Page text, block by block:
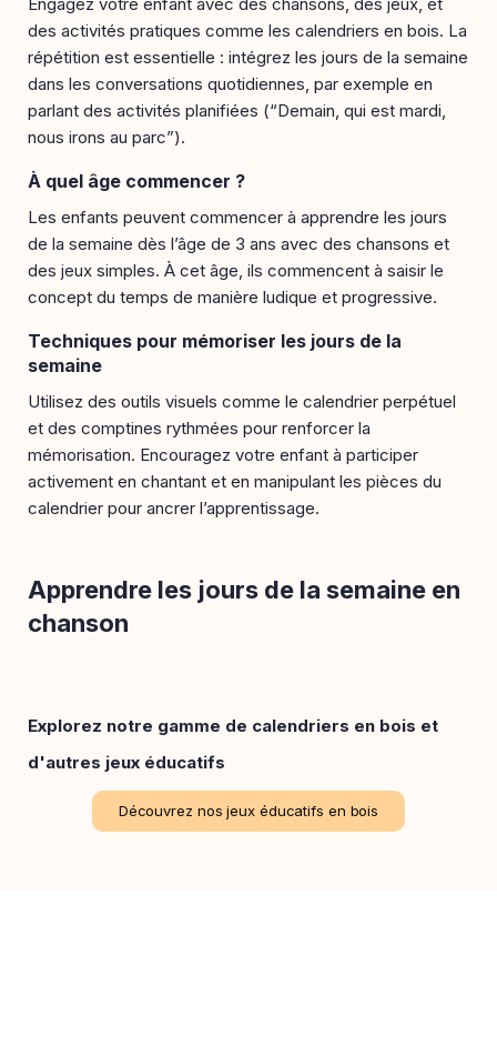
Engagez votre enfant avec des chansons, des jeux, et
des activités pratiques comme les calendriers en bois. La
répétition est essentielle : intégrez les jours de la semaine
dans les conversations quotidiennes, par exemple en
parlant des activités planifiées (“Demain, qui est mardi,
nous irons au parc”).
À quel âge commencer ?
Les enfants peuvent commencer à apprendre les jours
de la semaine dès l’âge de 3 ans avec des chansons et
des jeux simples. À cet âge, ils commencent à saisir le
concept du temps de manière ludique et progressive.
Techniques pour mémoriser les jours de la
semaine
Utilisez des outils visuels comme le calendrier perpétuel
et des comptines rythmées pour renforcer la
mémorisation. Encouragez votre enfant à participer
activement en chantant et en manipulant les pièces du
calendrier pour ancrer l’apprentissage.
Apprendre les jours de la semaine en
chanson
Explorez notre gamme de calendriers en bois et
d'autres jeux éducatifs
Découvrez nos jeux éducatifs en bois